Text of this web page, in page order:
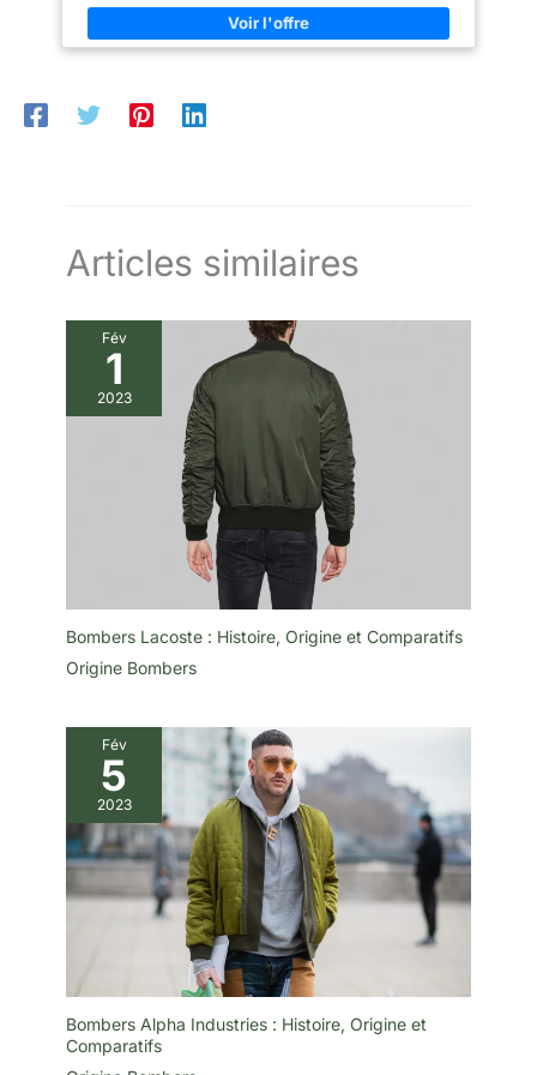
ample enough pour assurer
liberté de mouvement sans être
trop large. Pour un fit parfait,
pratique simplifiée ! Cette veste
est lavable en machine à l'eau
Grâce à sa matière infroissable
aspect neuf longtemps avec un
repassage à basse température
si nécessaire. Un entretien
facile pour un bomber qui
résiste à l'usage intensif.
Articles similaires
Fév
1
2023
Bombers Lacoste : Histoire, Origine et Comparatifs
Origine Bombers
Fév
5
2023
Bombers Alpha Industries : Histoire, Origine et
Comparatifs